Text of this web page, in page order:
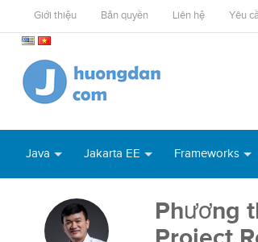
Giới thiệu Bản quyền Liên hệ Yêu
Java Jakarta EE Frameworks
Phương